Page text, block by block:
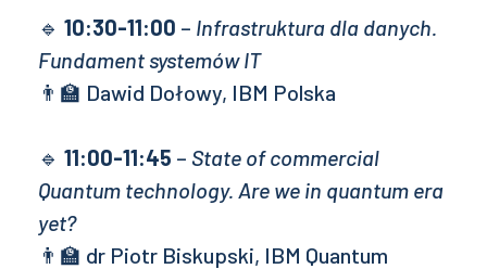
🔹 10:30-11:00 – Infrastruktura dla danych.
Fundament systemów IT
👨‍🏫 Dawid Dołowy, IBM Polska
🔹 11:00-11:45 – State of commercial
Quantum technology. Are we in quantum era
yet?
👨‍🏫 dr Piotr Biskupski, IBM Quantum